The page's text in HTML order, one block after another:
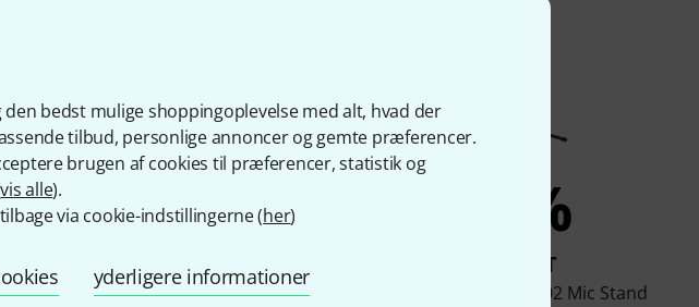
bedst mulige shoppingoplevelse med alt, hvad der
tilbud, personlige annoncer og gemte præferencer.
brugen af cookies til præferencer, statistik og
vis alle).
via cookie-indstillingerne (her)
yderligere informationer
5%
KØBT
Fun Generation Mic Stand
4%
KØBT
Millenium MS 2002 Mic Stand